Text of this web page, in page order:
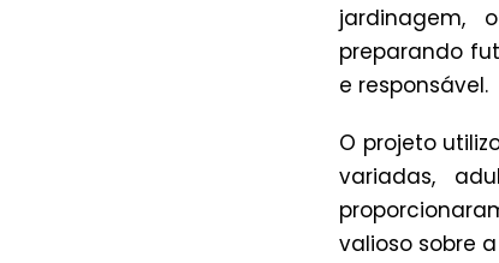
jardinagem,
preparando
e responsável.
O projeto
variadas,
valioso sobre